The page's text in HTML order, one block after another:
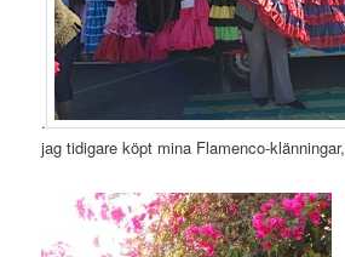
.
jag tidigare köpt mina Flamenco-klänningar,